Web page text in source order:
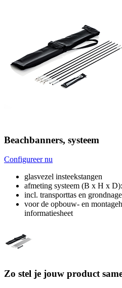
Beachbanners, systeem
Configureer nu
glasvezel insteekstangen
afmeting systeem (B x H x
incl. transporttas en
voor de opbouw- en
informatiesheet
Zo stel je jouw product